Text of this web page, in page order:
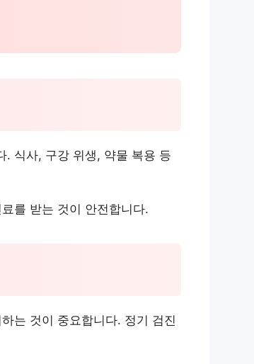
. 식사, 구강 위생, 약물 복용 등
를 받는 것이 안전합니다.
는 것이 중요합니다. 정기 검진